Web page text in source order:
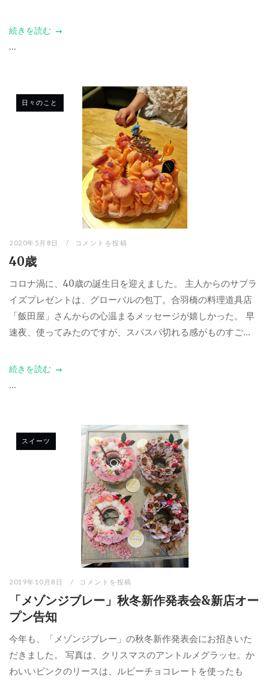
続きを読む
...
日々のこと
2020年5月8日 コメントを投稿
40歳
コロナ渦に、40歳の誕生日を迎えました。 主人からのサプラ
イズプレゼントは、グローバルの包丁。合羽橋の料理道具店
「飯田屋」さんからの心温まるメッセージが嬉しかった。 早
速夜、使ってみたのですが、スパスパ切れる感がものすご...
続きを読む
...
スイーツ
2019年10月8日 コメントを投稿
「メゾンジブレー」秋冬新作発表会&新店オー
プン告知
今年も、「メゾンジブレー」の秋冬新作発表会にお招きいた
だきました。 写真は、クリスマスのアントルメグラッセ。か
わいいピンクのリースは、ルビーチョコレートを使ったも